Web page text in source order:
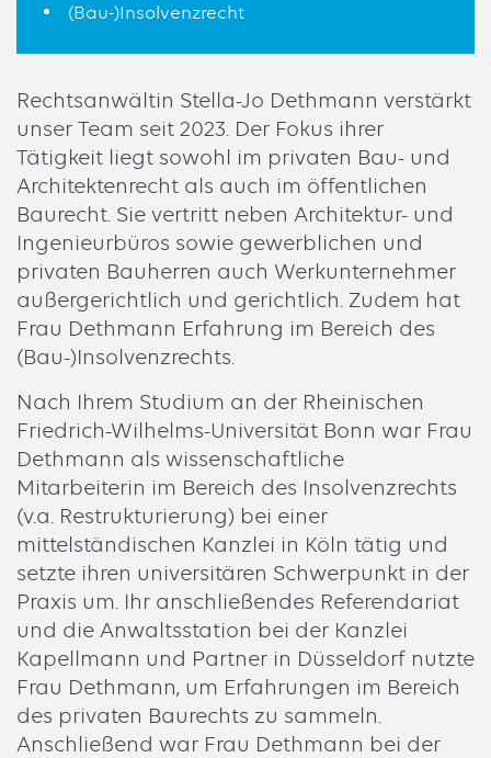
(Bau-)Insolvenzrecht
Rechtsanwältin Stella-Jo Dethmann verstärkt
unser Team seit 2023. Der Fokus ihrer
Tätigkeit liegt sowohl im privaten Bau- und
Architektenrecht als auch im öffentlichen
Baurecht. Sie vertritt neben Architektur- und
Ingenieurbüros sowie gewerblichen und
privaten Bauherren auch Werkunternehmer
außergerichtlich und gerichtlich. Zudem hat
Frau Dethmann Erfahrung im Bereich des
(Bau-)Insolvenzrechts.
Nach Ihrem Studium an der Rheinischen
Friedrich-Wilhelms-Universität Bonn war Frau
Dethmann als wissenschaftliche
Mitarbeiterin im Bereich des Insolvenzrechts
(v.a. Restrukturierung) bei einer
mittelständischen Kanzlei in Köln tätig und
setzte ihren universitären Schwerpunkt in der
Praxis um. Ihr anschließendes Referendariat
und die Anwaltsstation bei der Kanzlei
Kapellmann und Partner in Düsseldorf nutzte
Frau Dethmann, um Erfahrungen im Bereich
des privaten Baurechts zu sammeln.
Anschließend war Frau Dethmann bei der